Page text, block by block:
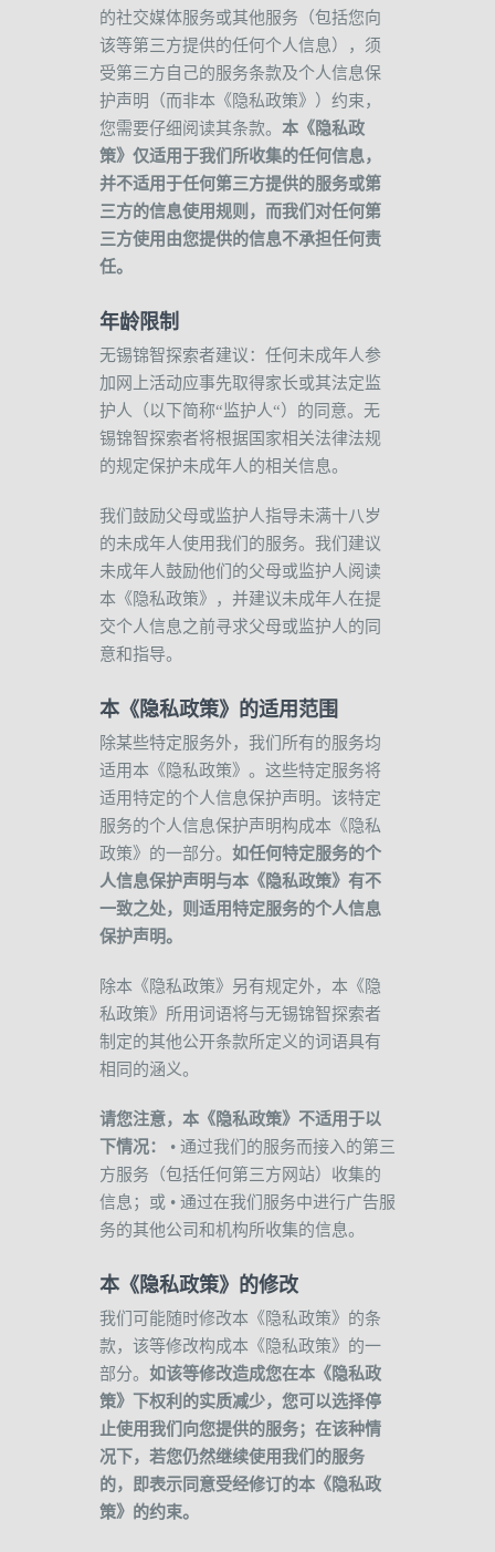
的社交媒体服务或其他服务（包括您向
该等第三方提供的任何个人信息），须
受第三方自己的服务条款及个人信息保
护声明（而非本《隐私政策》）约束，
您需要仔细阅读其条款。 本《隐私政
策》仅适用于我们所收集的任何信息，
并不适用于任何第三方提供的服务或第
三方的信息使用规则，而我们对任何第
三方使用由您提供的信息不承担任何责
任。
年龄限制
无锡锦智探索者建议：任何未成年人参
加网上活动应事先取得家长或其法定监
护人（以下简称“监护人“）的同意。无
锡锦智探索者将根据国家相关法律法规
的规定保护未成年人的相关信息。
我们鼓励父母或监护人指导未满十八岁
的未成年人使用我们的服务。我们建议
未成年人鼓励他们的父母或监护人阅读
本《隐私政策》，并建议未成年人在提
交个人信息之前寻求父母或监护人的同
意和指导。
本《隐私政策》的适用范围
除某些特定服务外，我们所有的服务均
适用本《隐私政策》。这些特定服务将
适用特定的个人信息保护声明。该特定
服务的个人信息保护声明构成本《隐私
政策》的一部分。 如任何特定服务的个
人信息保护声明与本《隐私政策》有不
一致之处，则适用特定服务的个人信息
保护声明。
除本《隐私政策》另有规定外，本《隐
私政策》所用词语将与无锡锦智探索者
制定的其他公开条款所定义的词语具有
相同的涵义。
请您注意，本《隐私政策》不适用于以
下情况：
• 通过我们的服务而接入的第三
方服务（包括任何第三方网站）收集的
信息；或• 通过在我们服务中进行广告服
务的其他公司和机构所收集的信息。
本《隐私政策》的修改
我们可能随时修改本《隐私政策》的条
款，该等修改构成本《隐私政策》的一
部分。 如该等修改造成您在本《隐私政
策》下权利的实质减少，您可以选择停
止使用我们向您提供的服务；在该种情
况下，若您仍然继续使用我们的服务
的，即表示同意受经修订的本《隐私政
策》的约束。